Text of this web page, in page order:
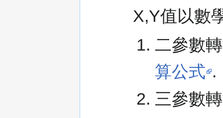
X,Y值以數
二參數
算公式 .
三參數